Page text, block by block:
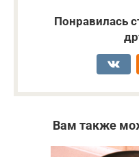
Понравилась
Вам также